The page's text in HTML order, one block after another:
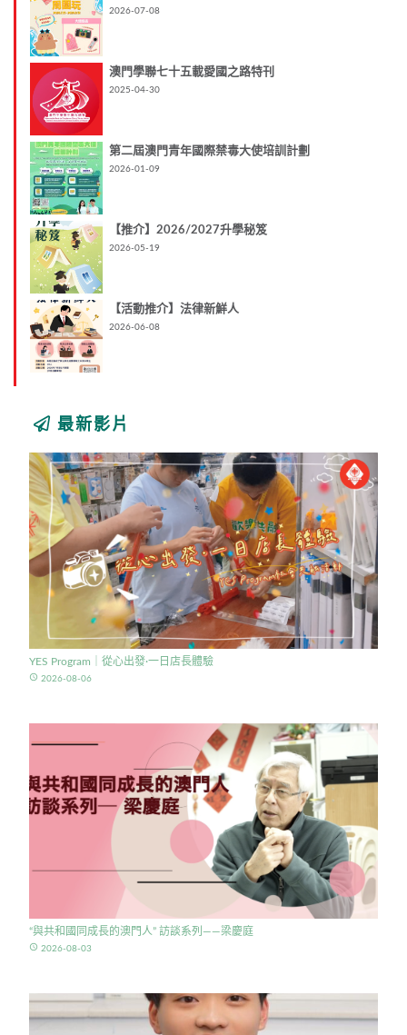
2026-07-08
澳門學聯七十五載愛國之路特刊
2025-04-30
第二屆澳門青年國際禁毒大使培訓計劃
2026-01-09
【推介】2026/2027升學秘笈
2026-05-19
【活動推介】法律新鮮人
2026-06-08
最新影片
YES Program｜從心出發·一日店長體驗
access_time 2026-08-06
“與共和國同成長的澳門人” 訪談系列——梁慶庭
access_time 2026-08-03